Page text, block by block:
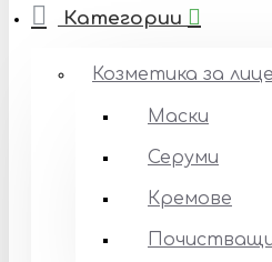
Категории
Козметика за лице
Маски
Серуми
Кремове